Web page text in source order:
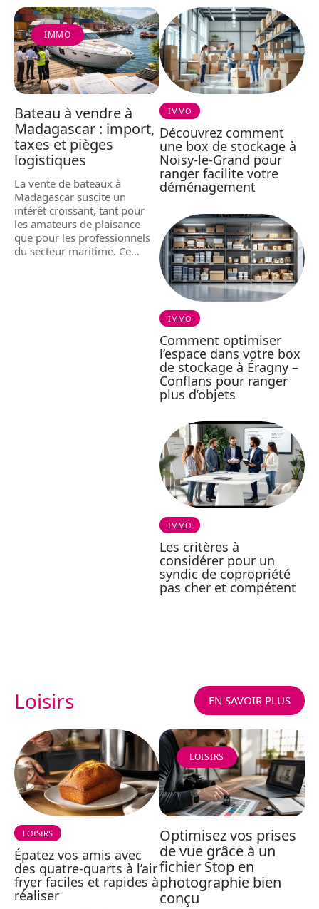
IMMO
Bateau à vendre à
Madagascar : import,
taxes et pièges
logistiques
La vente de bateaux à
Madagascar suscite un
intérêt croissant, tant pour
les amateurs de plaisance
que pour les professionnels
du secteur maritime. Ce…
IMMO
Découvrez comment
une box de stockage à
Noisy-le-Grand pour
ranger facilite votre
déménagement
IMMO
Comment optimiser
l’espace dans votre box
de stockage à Éragny –
Conflans pour ranger
plus d’objets
IMMO
Les critères à
considérer pour un
syndic de copropriété
pas cher et compétent
Loisirs EN SAVOIR PLUS
LOISIRS
Épatez vos amis avec
des quatre-quarts à l’air
fryer faciles et rapides à
réaliser
LOISIRS
Optimisez vos prises
de vue grâce à un
fichier Stop en
photographie bien
conçu